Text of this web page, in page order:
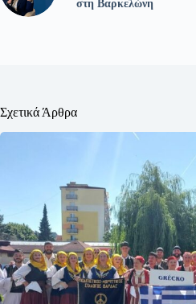
στη Βαρκελώνη
Σχετικά Άρθρα